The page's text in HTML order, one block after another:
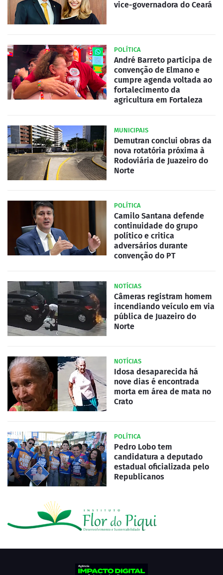
vice-governadora do Ceará
POLÍTICA
André Barreto participa de
convenção de Elmano e
cumpre agenda voltada ao
fortalecimento da
agricultura em Fortaleza
MUNICIPAIS
Demutran conclui obras da
nova rotatória próxima à
Rodoviária de Juazeiro do
Norte
POLÍTICA
Camilo Santana defende
continuidade do grupo
político e critica
adversários durante
convenção do PT
NOTÍCIAS
Câmeras registram homem
incendiando veículo em via
pública de Juazeiro do
Norte
NOTÍCIAS
Idosa desaparecida há
nove dias é encontrada
morta em área de mata no
Crato
POLÍTICA
Pedro Lobo tem
candidatura a deputado
estadual oficializada pelo
Republicanos